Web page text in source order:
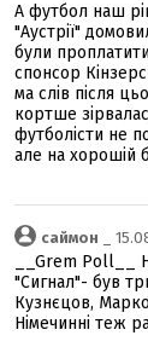
А футбол наш
"Аустрії"
були
спонсор
ма слів після
кортше
футболісти не
але на хорошій
саймон _
__Grem Poll__
"Сигнал"- був
Кузнєцов,
Німечинні теж